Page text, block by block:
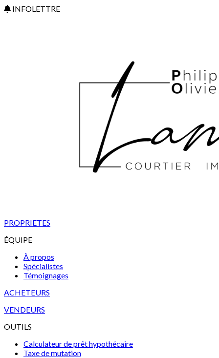
INFOLETTRE
PROPRIETES
ÉQUIPE
À propos
Spécialistes
Témoignages
ACHETEURS
VENDEURS
OUTILS
Calculateur de prêt hypothécaire
Taxe de mutation